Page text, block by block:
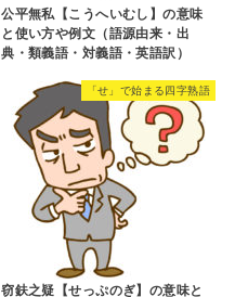
公平無私【こうへいむし】の意味
と使い方や例文（語源由来・出
典・類義語・対義語・英語訳）
「せ」で始まる四字熟語
窃鈇之疑【せっぷのぎ】の意味と